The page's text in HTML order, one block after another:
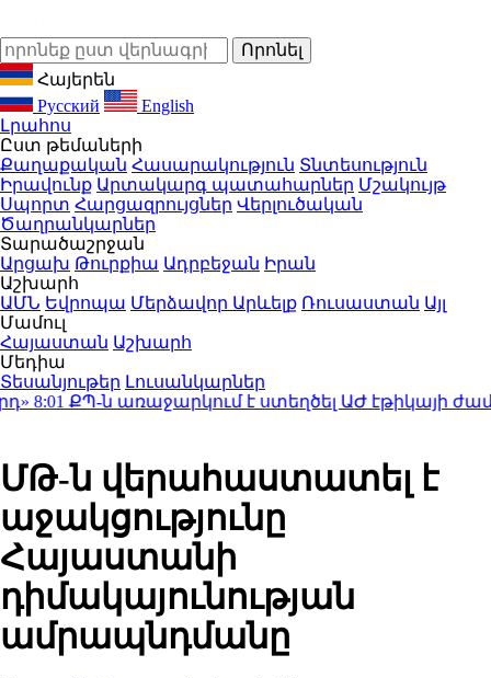
Հայերեն
Русский
English
Լրահոս
Ըստ թեմաների
Քաղաքական Հասարակություն Տնտեսություն
Իրավունք Արտակարգ պատահարներ Մշակույթ
Սպորտ Հարցազրույցներ Վերլուծական
Ծաղրանկարներ
Տարածաշրջան
Արցախ Թուրքիա Ադրբեջան Իրան
Աշխարհ
ԱՄՆ Եվրոպա Մերձավոր Արևելք Ռուսաստան Այլ
Մամուլ
Հայաստան Աշխարհ
Մեդիա
Տեսանյութեր Լուսանկարներ
ՔՊ-ն առաջարկում է ստեղծել ԱԺ էթիկայի
ՄԹ-ն վերահաստատել է
աջակցությունը
Հայաստանի
դիմակայունության
ամրապնդմանը